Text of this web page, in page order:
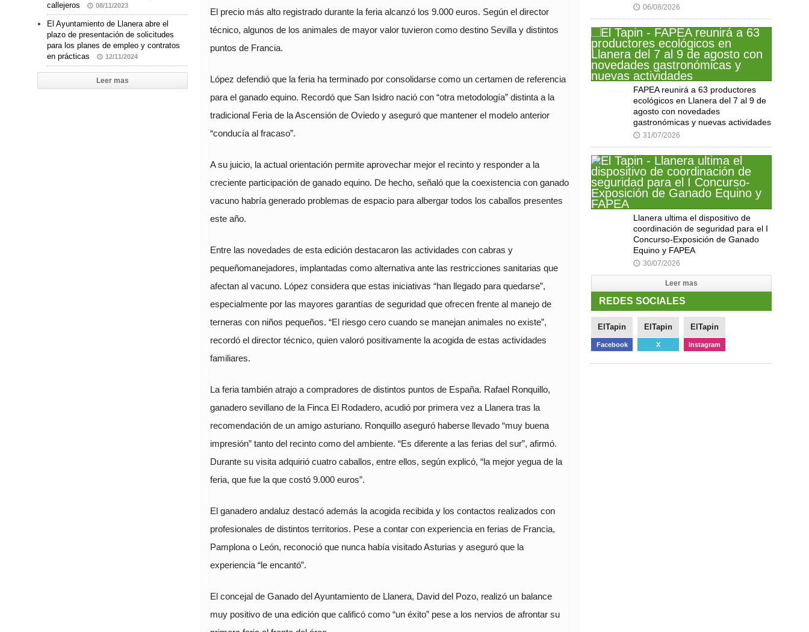
El precio más alto registrado durante la feria alcanzó los 9.000 euros. Según el director
técnico, algunos de los animales de mayor valor tuvieron como destino Sevilla y distintos
puntos de Francia.
López defendió que la feria ha terminado por consolidarse como un certamen de referencia
para el ganado equino. Recordó que San Isidro nació con “otra metodología” distinta a la
tradicional Feria de la Ascensión de Oviedo y aseguró que mantener el modelo anterior
“conducía al fracaso”.
A su juicio, la actual orientación permite aprovechar mejor el recinto y responder a la
creciente participación de ganado equino. De hecho, señaló que la coexistencia con ganado
vacuno habría generado problemas de espacio para albergar todos los caballos presentes
este año.
Entre las novedades de esta edición destacaron las actividades con cabras y
pequeñomanejadores, implantadas como alternativa ante las restricciones sanitarias que
afectan al vacuno. López considera que estas iniciativas “han llegado para quedarse”,
especialmente por las mayores garantías de seguridad que ofrecen frente al manejo de
terneras con niños pequeños. “El riesgo cero cuando se manejan animales no existe”,
recordó el director técnico, quien valoró positivamente la acogida de estas actividades
familiares.
La feria también atrajo a compradores de distintos puntos de España. Rafael Ronquillo,
ganadero sevillano de la Finca El Rodadero, acudió por primera vez a Llanera tras la
recomendación de un amigo asturiano. Ronquillo aseguró haberse llevado “muy buena
impresión” tanto del recinto como del ambiente. “Es diferente a las ferias del sur”, afirmó.
Durante su visita adquirió cuatro caballos, entre ellos, según explicó, “la mejor yegua de la
feria, que fue la que costó 9.000 euros”.
El ganadero andaluz destacó además la acogida recibida y los contactos realizados con
profesionales de distintos territorios. Pese a contar con experiencia en ferias de Francia,
Pamplona o León, reconoció que nunca había visitado Asturias y aseguró que la
experiencia “le encantó”.
El concejal de Ganado del Ayuntamiento de Llanera, David del Pozo, realizó un balance
muy positivo de una edición que calificó como “un éxito” pese a los nervios de afrontar su
callejeros
08/11/2023
El Ayuntamiento de Llanera abre el
plazo de presentación de solicitudes
para los planes de empleo y contratos
en prácticas
12/11/2024
Leer mas
🕔 06/08/2026
FAPEA reunirá a 63 productores
ecológicos en Llanera del 7 al 9 de
agosto con novedades
gastronómicas y nuevas actividades
🕔 31/07/2026
Llanera ultima el dispositivo de
coordinación de seguridad para el I
Concurso-Exposición de Ganado
Equino y FAPEA
🕔 30/07/2026
Leer mas
REDES SOCIALES
ElTapin
Facebook
ElTapin
X
ElTapin
Instagram